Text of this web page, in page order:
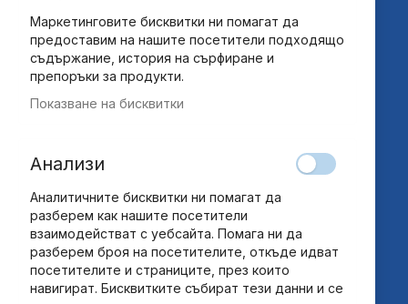
Бързи връзки
Общи условия
Общи условия за абонамент
Често задавани въпроси
Ек – онлайн решаване на спор
Страници
За нас
Контакт
Бисквитки
Маркетинговите бисквитки ни помагат да
предоставим на нашите посетители подходящо
съдържание, история на сърфиране и
препоръки за продукти.
Показване на бисквитки
Анализи
Аналитичните бисквитки ни помагат да
разберем как нашите посетители
взаимодействат с уебсайта. Помага ни да
разберем броя на посетителите, откъде идват
посетителите и страниците, през които
навигират. Бисквитките събират тези данни и се